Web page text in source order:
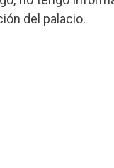
del palacio.